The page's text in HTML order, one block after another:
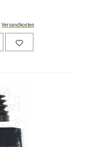
Versandkosten